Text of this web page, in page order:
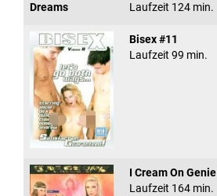
Laufzeit 124 min.
Bisex #11
Laufzeit 99 min.
I Cream On Genie
Laufzeit 164 min.